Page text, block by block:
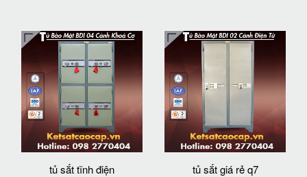
tủ sắt tĩnh điện tủ sắt giá rẻ q7